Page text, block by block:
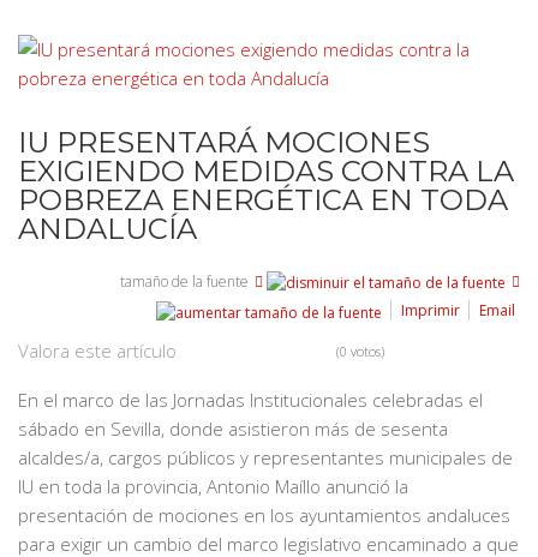
IU PRESENTARÁ MOCIONES
EXIGIENDO MEDIDAS CONTRA LA
POBREZA ENERGÉTICA EN TODA
ANDALUCÍA
tamaño de la fuente
Imprimir
Email
Valora este artículo (0 votos)
En el marco de las Jornadas Institucionales celebradas el
sábado en Sevilla, donde asistieron más de sesenta
alcaldes/a, cargos públicos y representantes municipales de
IU en toda la provincia, Antonio Maíllo anunció la
presentación de mociones en los ayuntamientos andaluces
para exigir un cambio del marco legislativo encaminado a que